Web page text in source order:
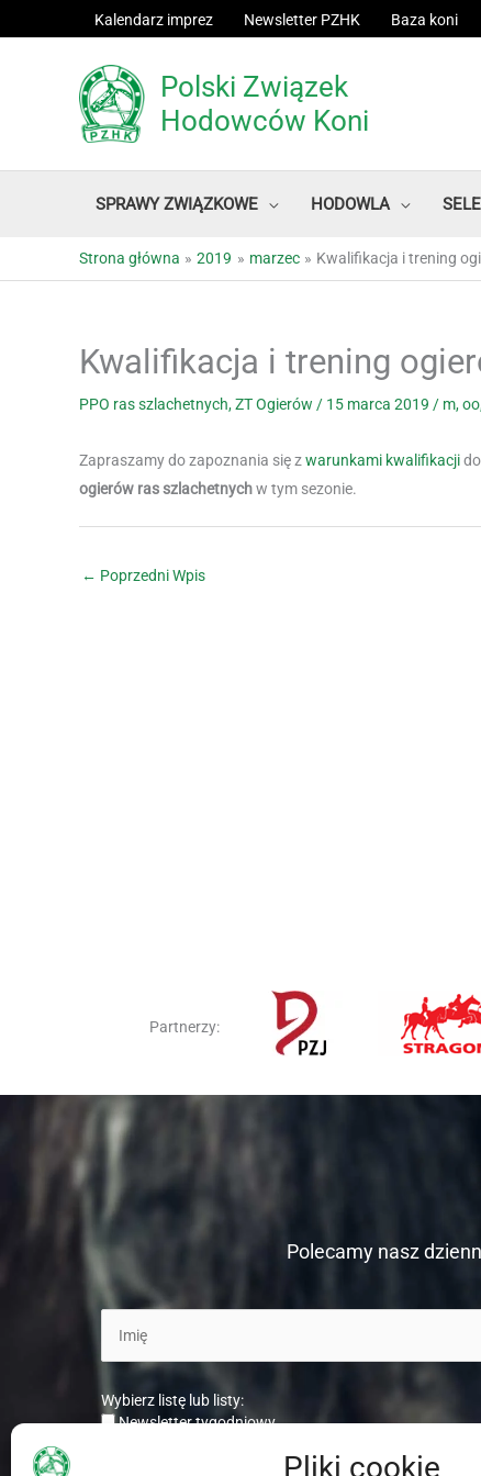
Pliki cookie
do
Kalendarz imprez Newsletter PZHK Baza koni
Polski Związek
Hodowców Koni
SPRAWY ZWIĄZKOWE HODOWLA
Strona główna 2019 marzec Kwalifikacja i trening
Kwalifikacja i trening
PPO ras szlachetnych,ZT Ogierów / 15 marca 2019 / m,oo
Zapraszamy do zapoznania się zwarunkami kwalifikacjido
ogierów ras szlachetnychw tym sezonie.
← Poprzedni Wpis
Partnerzy:
Polecamy nasz
Wybierz listę lub listy:
Newsletter tygodniowy